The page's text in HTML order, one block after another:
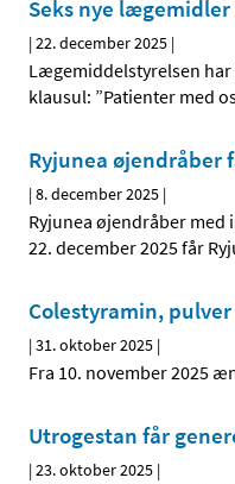
Seks nye
|22. december 2025 |
Lægemiddelstyrelsen
klausul: ”Patienter med
Ryjunea
|8. december 2025 |
Ryjunea øjendråber
22. december 2025 får
Colestyramin,
|31. oktober 2025 |
Fra 10. november 2025
Utrogestan får
|23. oktober 2025 |